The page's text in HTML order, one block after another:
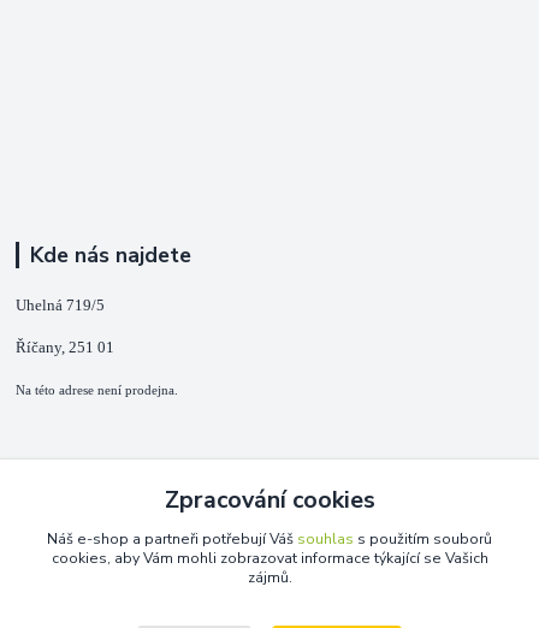
Kde nás najdete
Uhelná 719/5
Říčany, 251 01
Na této adrese není prodejna.
+420 725 889 873
(Po-Ne, 9-18 hod.)
Zpracování cookies
Náš e-shop a partneři potřebují Váš souhlas s použitím souborů
cookies, aby Vám mohli zobrazovat informace týkající se Vašich
zájmů.